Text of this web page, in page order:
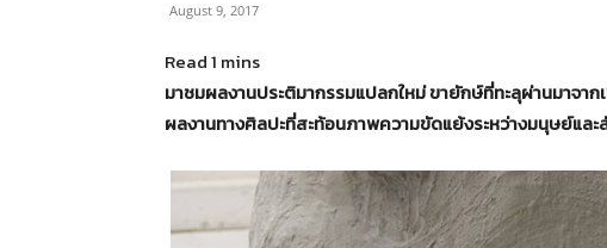
August 9, 2017
มาชมผลงานประติมากรรมแปลกใหม่ ขายักษ์ที่ทะลุผ่านมาจา
ผลงานทางศิลปะที่สะท้อนภาพความขัดแย้งระหว่างมนุษย์แล